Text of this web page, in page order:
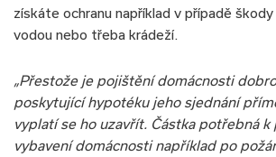
získáte ochranu například v případě
vodou nebo třeba krádeží.
„Přestože je pojištění domácnosti
poskytující hypotéku jeho sjednání
vyplatí se ho uzavřít. Částka potřebná k
vybavení domácnosti například po